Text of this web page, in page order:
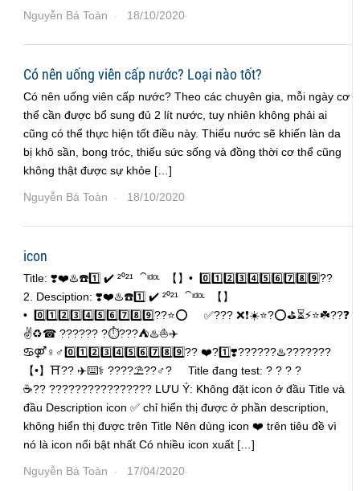
Nguyễn Bá Toàn · 18/10/2020·
Có nên uống viên cấp nước? Loại nào tốt?
Có nên uống viên cấp nước? Theo các chuyên gia, mỗi ngày cơ
thể cần được bổ sung đủ 2 lít nước, tuy nhiên không phải ai
cũng có thể thực hiện tốt điều này. Thiếu nước sẽ khiến làn da
bị khô sần, bong tróc, thiếu sức sống và đồng thời cơ thể cũng
không thật được sự khỏe […]
Nguyễn Bá Toàn · 18/10/2020·
icon
Title: ❣️❤️♨️☎️1️⃣ ✔️ ²⁰²¹ ⁀ᶦᵈᵒᶫ 【】• 0️⃣1️⃣2️⃣3️⃣4️⃣5️⃣6️⃣7️⃣8️⃣9️⃣??
2. Desciption: ❣️❤️♨️☎️1️⃣ ✔️ ²⁰²¹ ⁀ᶦᵈᵒᶫ 【】
• 0️⃣1️⃣2️⃣3️⃣4️⃣5️⃣6️⃣7️⃣8️⃣9️⃣??⭐⭕ ✅??? ❌❗☀️⭐?⭕⛳⏳⚡⭐☘️??❓
✌♻️☎ ?????? ?⏱???️⛺♨️⛵✈️
♋⚤♀♂0️⃣1️⃣2️⃣3️⃣4️⃣5️⃣6️⃣7️⃣8️⃣9️⃣?? ❤️?1️⃣❣️??????️♨️??????️?
【•】⛩️?? ✈️⌨️⚕️ ?️?️?️?️⛱️?️?️♂️?️ Title đang test: ? ? ? ?
☕?? ???????????????? LƯU Ý: Không đặt icon ở đầu Title và
đầu Description icon ✅ chỉ hiển thị được ở phần description,
không hiển thị được trên Title Nên dùng icon ❤️ trên tiêu đề vì
nó là icon nổi bật nhất Có nhiều icon xuất […]
Nguyễn Bá Toàn · 17/04/2020·